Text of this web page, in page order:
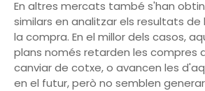
En altres mercats també s'han
similars en analitzar els resultats de
la compra. En el millor dels casos,
plans només retarden les compres
canviar de cotxe, o avancen les
en el futur, però no semblen